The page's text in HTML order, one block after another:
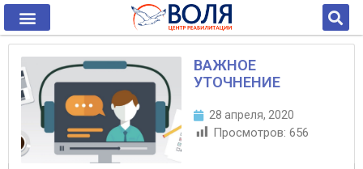
ВАЖНОЕ
УТОЧНЕНИЕ
28 апреля, 2020
Просмотров: 656